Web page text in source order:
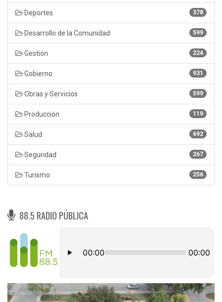
378
Deportes
599
Desarrollo de la Comunidad
224
Gestión
931
Gobierno
599
Obras y Servicios
119
Produccion
692
Salud
267
Seguridad
256
Turismo
88.5 RADIO PÚBLICA